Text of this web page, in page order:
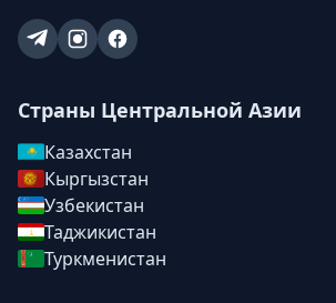
Страны Центральной Азии
Казахстан
Кыргызстан
Узбекистан
Таджикистан
Туркменистан